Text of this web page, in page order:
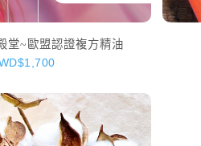
堂~歐盟認證複方精油